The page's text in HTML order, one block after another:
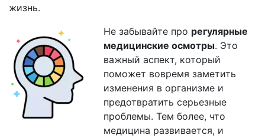
жизнь.
Не забывайте про регулярные
медицинские осмотры. Это
важный аспект, который
поможет вовремя заметить
изменения в организме и
предотвратить серьезные
проблемы. Тем более, что
медицина развивается, и